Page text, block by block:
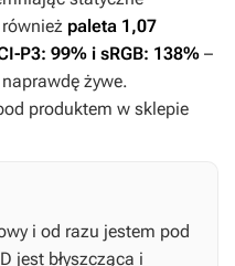
paleta 1,07
P3: 99% i sRGB: 138% –
żywe.
produktem w sklepie
i od razu jestem pod
jest błyszcząca i